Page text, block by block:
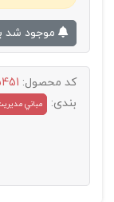
کد محصول:
بندی:
مباني